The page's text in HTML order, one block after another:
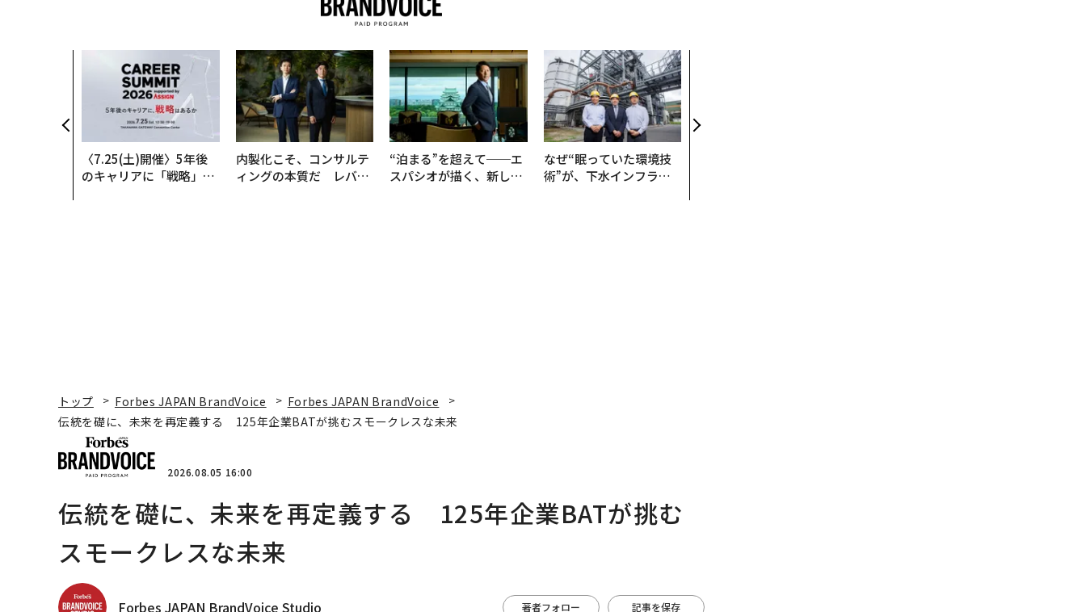
〈7.25(土)開催〉5年後
のキャリアに「戦略」は
内製化こそ、コンサルテ
ィングの本質だ レバレ
“泊まる”を超えて──エ
スパシオが描く、新しい
なぜ“眠っていた環境技
術”が、下水インフラを
トップ Forbes JAPAN BrandVoice
Forbes JAPAN BrandVoice
伝統を礎に、未来を再定義する 125年企業BATが挑むスモークレスな未来
2026.08.05 16:00
伝統を礎に、未来を再定義する 125年企業BATが挑む
スモークレスな未来
Forbes JAPAN BrandVoice Studio 著者フォロー 記事を保存